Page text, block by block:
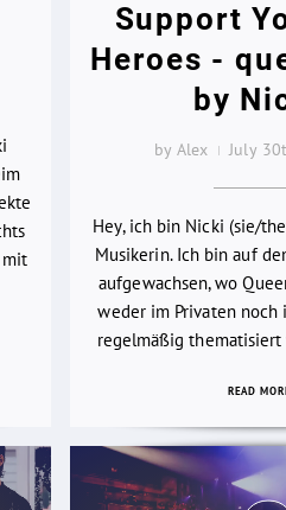
mit
Support
Heroes -
by
by Alex July
Hey, ich bin Nicki (sie/
Musikerin. Ich bin auf
aufgewachsen, wo
weder im Privaten
regelmäßig thematisiert
READ